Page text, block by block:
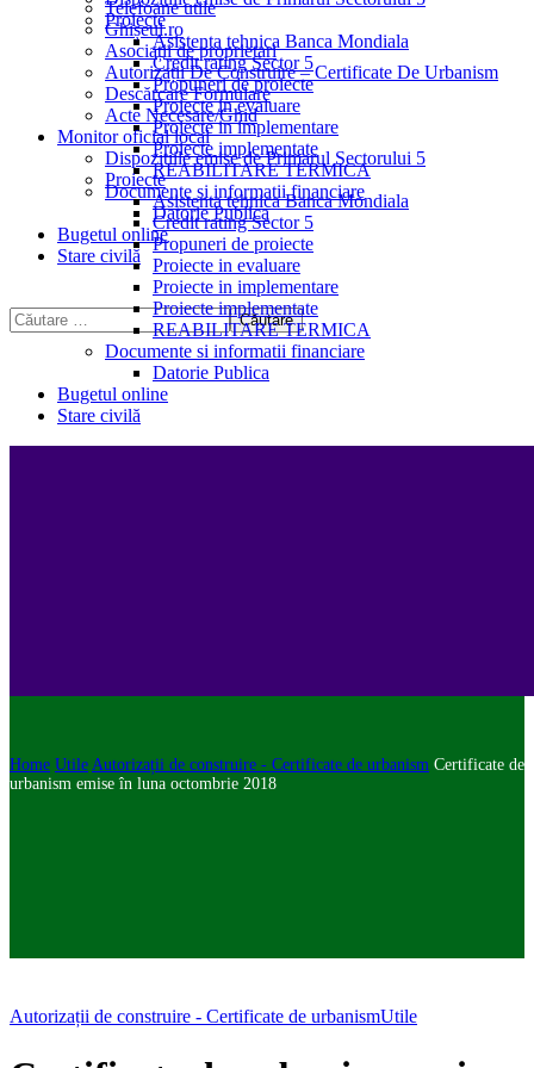
Proiecte
Asistenta tehnica Banca Mondiala
Credit rating Sector 5
Propuneri de proiecte
Proiecte in evaluare
Proiecte in implementare
Proiecte implementate
REABILITARE TERMICA
Documente si informatii financiare
Datorie Publica
Bugetul online
Stare civilă
Telefoane utile
Ghișeul.ro
Asociații de proprietari
Autorizații De Construire – Certificate De Urbanism
Descărcare Formulare
Acte Necesare/Ghid
Monitor oficial local
Dispozitiile emise de Primarul Sectorului 5
Proiecte
Asistenta tehnica Banca Mondiala
Credit rating Sector 5
Propuneri de proiecte
Proiecte in evaluare
Proiecte in implementare
Proiecte implementate
REABILITARE TERMICA
Documente si informatii financiare
Datorie Publica
Bugetul online
Stare civilă
Home Utile Autorizații de construire - Certificate de urbanism Certificate de
urbanism emise în luna octombrie 2018
Autorizații de construire - Certificate de urbanismUtile